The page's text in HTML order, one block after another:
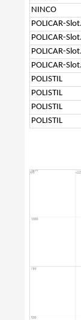
NINCO
POLICAR-
POLICAR-
POLICAR-
POLICAR-
POLISTIL
POLISTIL
POLISTIL
POLISTIL